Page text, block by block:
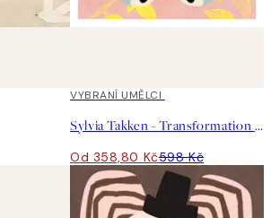
40%*
VYBRANÍ UMĚLCI
Sylvia Takken - Transformation Plakát
Od 358,80 Kč598 Kč